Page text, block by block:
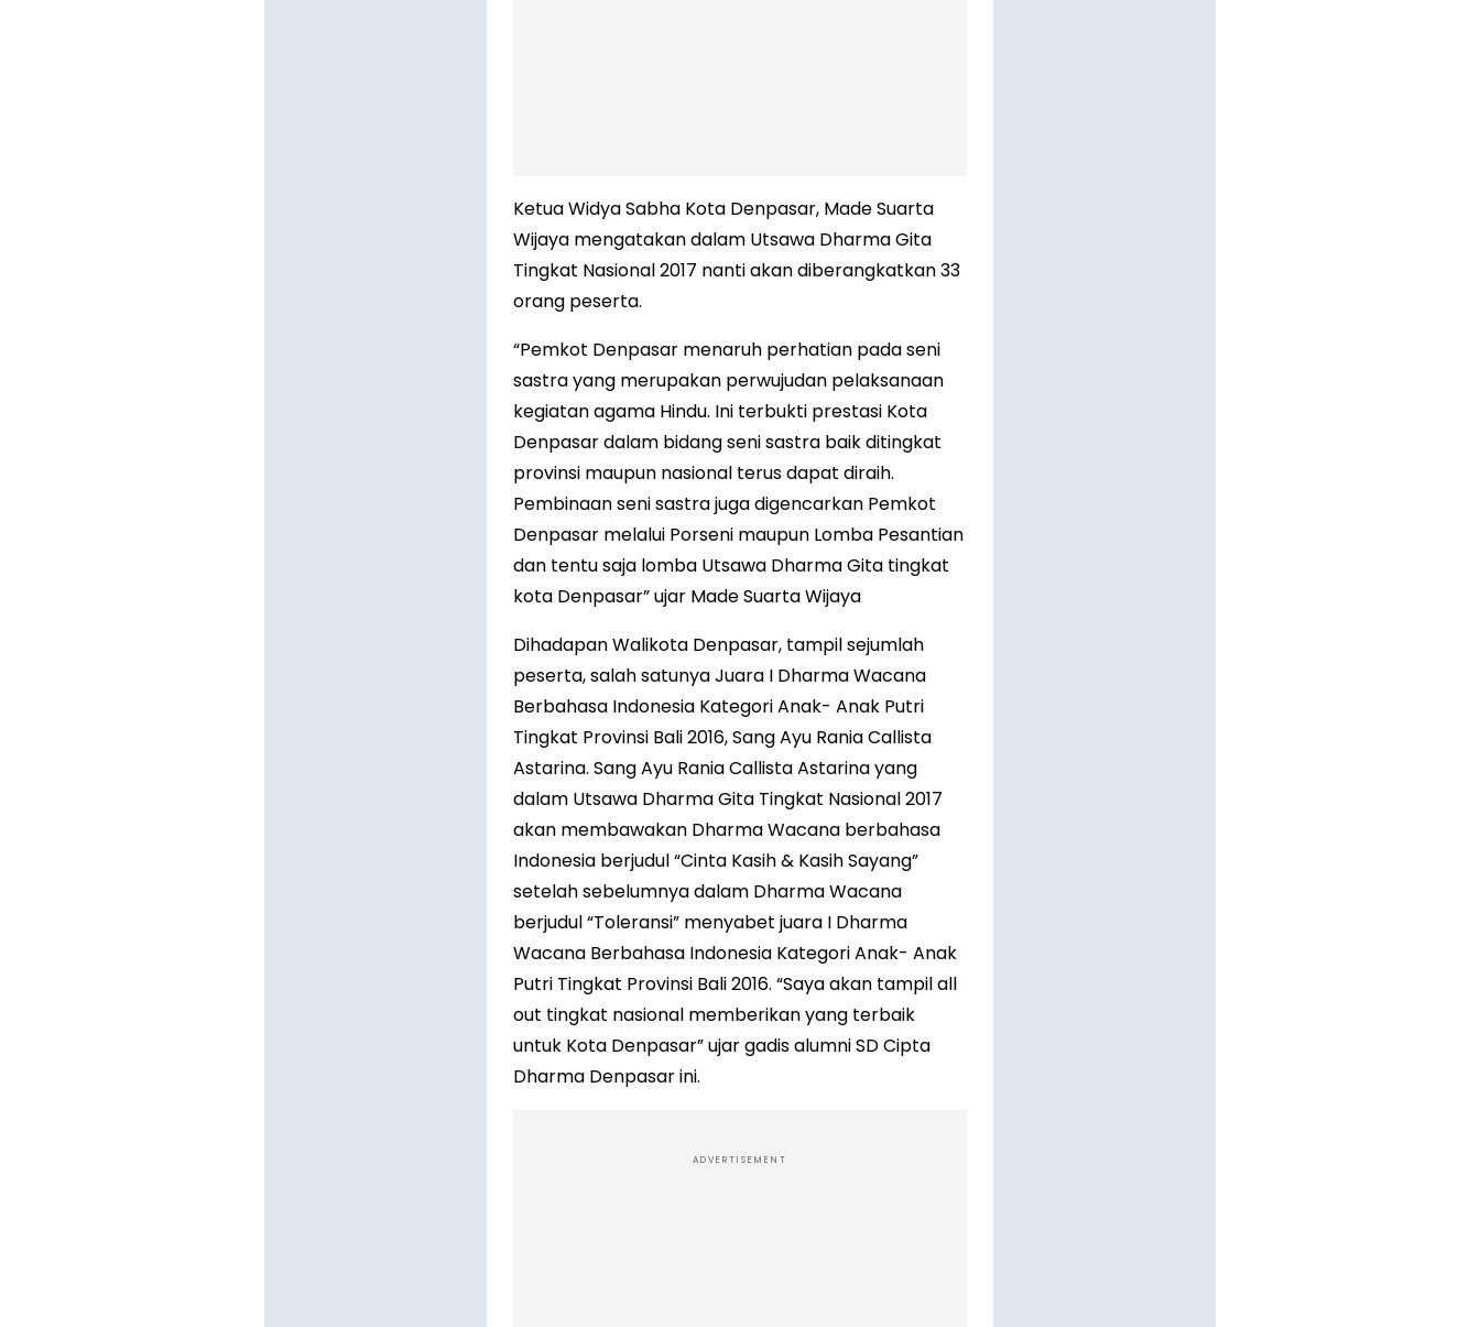
Ketua Widya Sabha Kota Denpasar, Made Suarta
Wijaya mengatakan dalam Utsawa Dharma Gita
Tingkat Nasional 2017 nanti akan diberangkatkan 33
orang peserta.
“Pemkot Denpasar menaruh perhatian pada seni
sastra yang merupakan perwujudan pelaksanaan
kegiatan agama Hindu. Ini terbukti prestasi Kota
Denpasar dalam bidang seni sastra baik ditingkat
provinsi maupun nasional terus dapat diraih.
Pembinaan seni sastra juga digencarkan Pemkot
Denpasar melalui Porseni maupun Lomba Pesantian
dan tentu saja lomba Utsawa Dharma Gita tingkat
kota Denpasar” ujar Made Suarta Wijaya
Dihadapan Walikota Denpasar, tampil sejumlah
peserta, salah satunya Juara I Dharma Wacana
Berbahasa Indonesia Kategori Anak- Anak Putri
Tingkat Provinsi Bali 2016, Sang Ayu Rania Callista
Astarina. Sang Ayu Rania Callista Astarina yang
dalam Utsawa Dharma Gita Tingkat Nasional 2017
akan membawakan Dharma Wacana berbahasa
Indonesia berjudul “Cinta Kasih & Kasih Sayang”
setelah sebelumnya dalam Dharma Wacana
berjudul “Toleransi” menyabet juara I Dharma
Wacana Berbahasa Indonesia Kategori Anak- Anak
Putri Tingkat Provinsi Bali 2016. “Saya akan tampil all
out tingkat nasional memberikan yang terbaik
untuk Kota Denpasar” ujar gadis alumni SD Cipta
Dharma Denpasar ini.
ADVERTISEMENT